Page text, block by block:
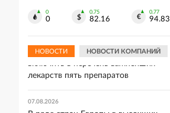
0
0
0.75
82.16
0.77
94.83
НОВОСТИ НОВОСТИ КОМПАНИЙ
вступить в ВСУ
В Минздраве рекомендовали
включить в перечень важнейших
лекарств пять препаратов
07.08.2026